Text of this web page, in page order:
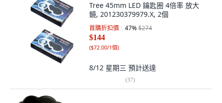
Tree 45mm LED 鑰匙圈 4倍率 放大
鏡, 201230379979.X, 2個
首購折扣價 47%$274
$144
($72.00/1個)
8/12 星期三 預計送達
(37)